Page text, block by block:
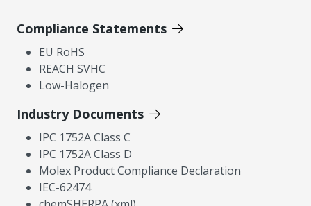
Compliance Statements
EU RoHS
REACH SVHC
Low-Halogen
Industry Documents
IPC 1752A Class C
IPC 1752A Class D
Molex Product Compliance Declaration
IEC-62474